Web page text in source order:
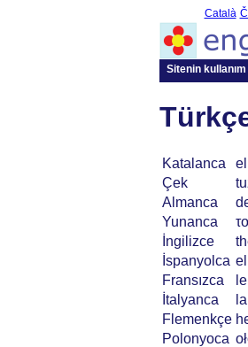
Català
Sitenin
Katalanca
Çek
Almanca
Yunanca
İngilizce
İspanyolca
Fransızca
İtalyanca
Flemenkçe
Polonyoca